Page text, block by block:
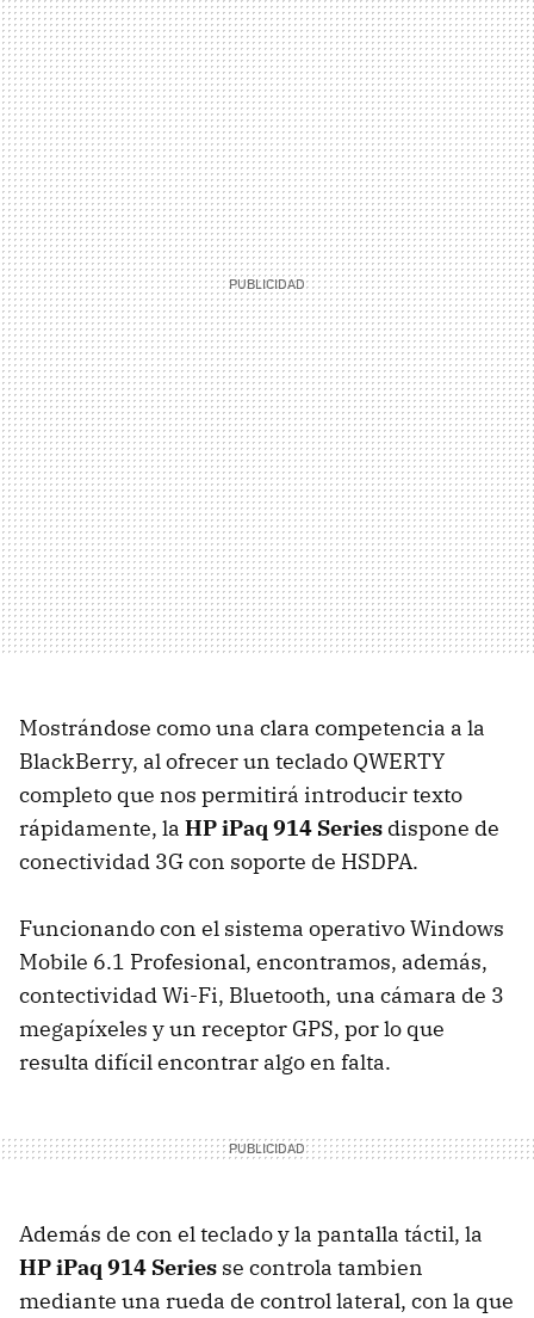
Mostrándose como una clara competencia a la
BlackBerry, al ofrecer un teclado QWERTY
completo que nos permitirá introducir texto
rápidamente, la HP iPaq 914 Series dispone de
conectividad 3G con soporte de HSDPA.
Funcionando con el sistema operativo Windows
Mobile 6.1 Profesional, encontramos, además,
contectividad Wi-Fi, Bluetooth, una cámara de 3
megapíxeles y un receptor GPS, por lo que
resulta difícil encontrar algo en falta.
Además de con el teclado y la pantalla táctil, la
HP iPaq 914 Series se controla tambien
mediante una rueda de control lateral, con la que